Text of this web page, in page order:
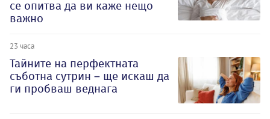
се опитва да ви каже нещо
важно
23 часа
Тайните на перфектната
съботна сутрин – ще искаш да
ги пробваш веднага